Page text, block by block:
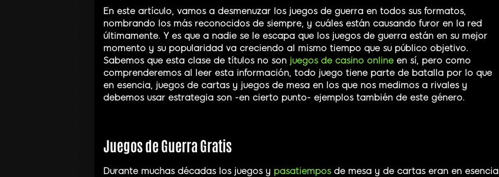
En este artículo, vamos a desmenuzar los juegos de guerra en todos sus formatos,
nombrando los más reconocidos de siempre, y cuáles están causando furor en la red
últimamente. Y es que a nadie se le escapa que los juegos de guerra están en su mejor
momento y su popularidad va creciendo al mismo tiempo que su público objetivo.
Sabemos que esta clase de títulos no son juegos de casino onlineen sí, pero como
comprenderemos al leer esta información, todo juego tiene parte de batalla por lo que
en esencia, juegos de cartas y juegos de mesa en los que nos medimos a rivales y
debemos usar estrategia son -en cierto punto- ejemplos también de este género.
Juegos de Guerra Gratis
Durante muchas décadas los juegos y pasatiemposde mesa y de cartas eran en esencia